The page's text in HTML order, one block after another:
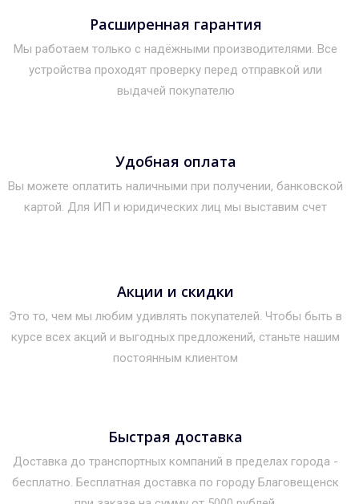
Расширенная гарантия
Мы работаем только с надёжными производителями. Все
устройства проходят проверку перед отправкой или
выдачей покупателю
Удобная оплата
Вы можете оплатить наличными при получении, банковской
картой. Для ИП и юридических лиц мы выставим счет
Акции и скидки
Это то, чем мы любим удивлять покупателей. Чтобы быть в
курсе всех акций и выгодных предложений, станьте нашим
постоянным клиентом
Быстрая доставка
Доставка до транспортных компаний в пределах города -
бесплатно. Бесплатная доставка по городу Благовещенск